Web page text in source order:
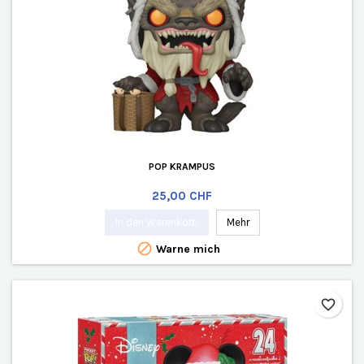
POP KRAMPUS
Preis
25,00 CHF
Mehr
 Warne mich
favorite_border